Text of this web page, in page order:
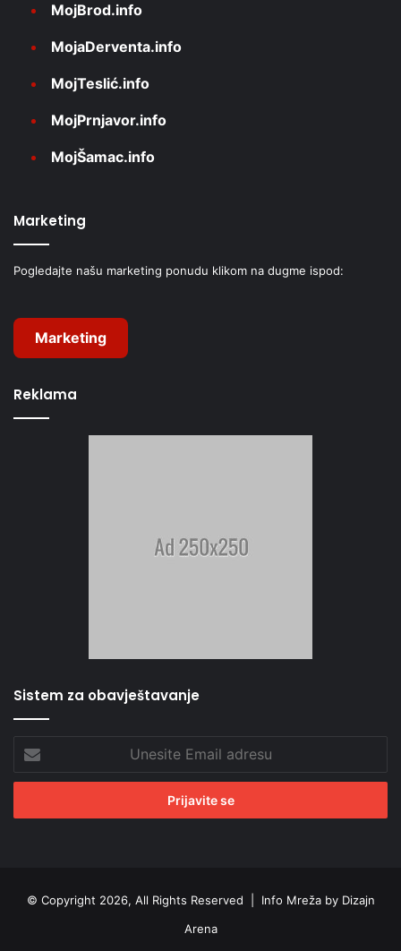
MojBrod.info
MojaDerventa.info
MojTeslić.info
MojPrnjavor.info
MojŠamac.info
Marketing
Pogledajte našu marketing ponudu klikom na dugme ispod:
Marketing
Reklama
Sistem za obavještavanje
Email
adresu
© Copyright 2026, All Rights Reserved | Info Mreža by Dizajn
Arena